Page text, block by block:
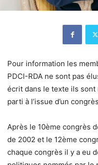
Pour information les
PDCI-RDA ne sont pas
écrit dans le texte ils
parti à l’issue d’un
Après le 10ème congrès
de 2002 et le 12ème
chaque congrès il y a eu